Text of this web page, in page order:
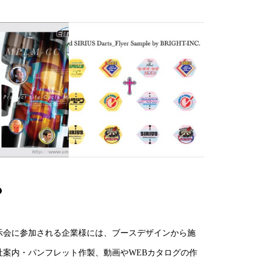
会に参加される企業様には、ブースデザインから施
案内・パンフレット作製、動画やWEBカタログの作